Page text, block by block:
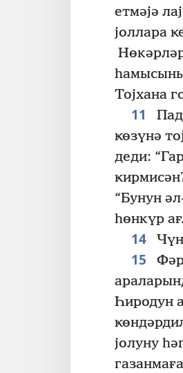
етмәјә
јоллара
Тојхана
11
ҝөзүнә
деди:
“Бунун
һөнкүр
14
15
Һиродун
јолуну